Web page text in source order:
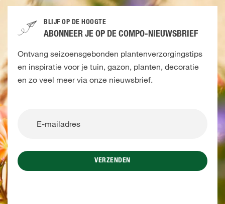
BLIJF OP DE HOOGTE
ABONNEER JE OP DE COMPO-NIEUWSBRIEF
Ontvang seizoensgebonden plantenverzorgingstips
en inspiratie voor je tuin, gazon, planten, decoratie
en zo veel meer via onze nieuwsbrief.
VERZENDEN